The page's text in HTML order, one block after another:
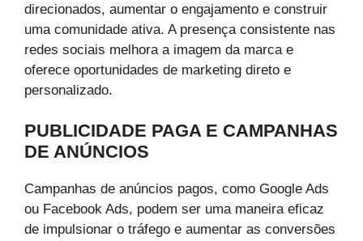
direcionados, aumentar o engajamento e construir
uma comunidade ativa. A presença consistente nas
redes sociais melhora a imagem da marca e
oferece oportunidades de marketing direto e
personalizado.
PUBLICIDADE PAGA E CAMPANHAS
DE ANÚNCIOS
Campanhas de anúncios pagos, como Google Ads
ou Facebook Ads, podem ser uma maneira eficaz
de impulsionar o tráfego e aumentar as conversões